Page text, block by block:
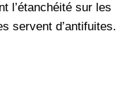
l’étanchéité sur les
servent d’antifuites.